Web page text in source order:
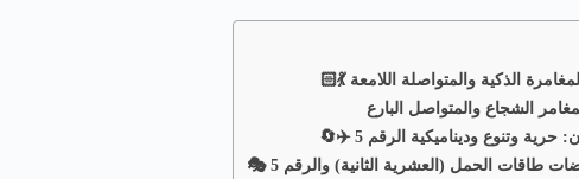
طاقات الحمل (العشرية الثانية) والرقم 5 🎭